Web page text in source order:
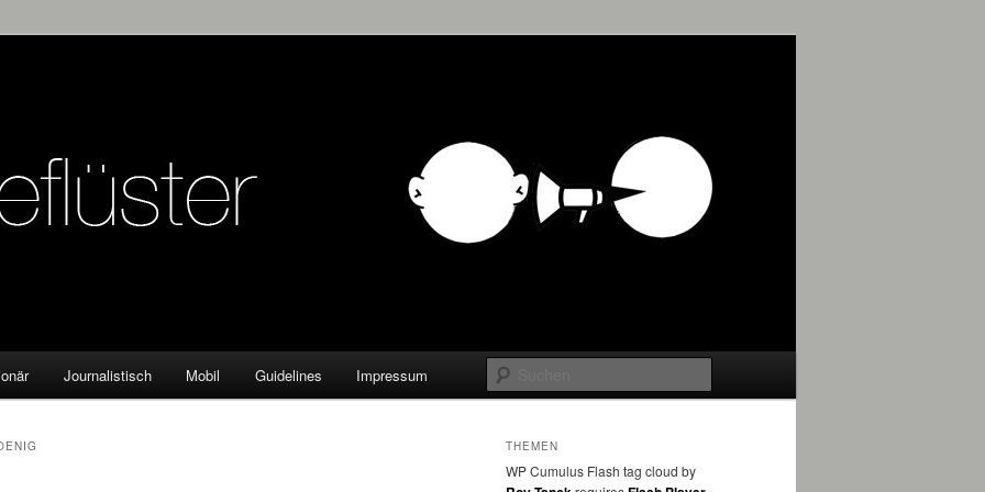
Journalistisch Mobil Guidelines Impressum
THEMEN
WP Cumulus Flash tag cloud by